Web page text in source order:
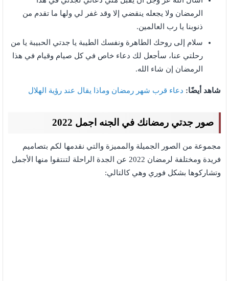
الرمضان ولا يجعله ينقضي إلا وقد غفر لي ولها ما تقدم من
ذنوبنا يا رب العالمين.
سلام إلى روحك الطاهرة ونفسك الطيبة يا جدتي الحبيبة يا من
رحلتي عنا، سأجعل لك دعاء خاص في كل صيام وقيام في هذا
الرمضان إن شاء الله.
شاهد أيضًا: دعاء قرب شهر رمضان وماذا يقال عند رؤية الهلال
صور جدتي رمضانك في الجنه اجمل 2022
مجموعة من الصور الجميلة والمميزة والتي نقدمها لكم بتصاميم
فريدة ومختلفة لرمضان 2022 عن الجدة الراحلة لتنتقوا منها الأجمل
وتشاركوها بشكل فوري وهي كالتالي: